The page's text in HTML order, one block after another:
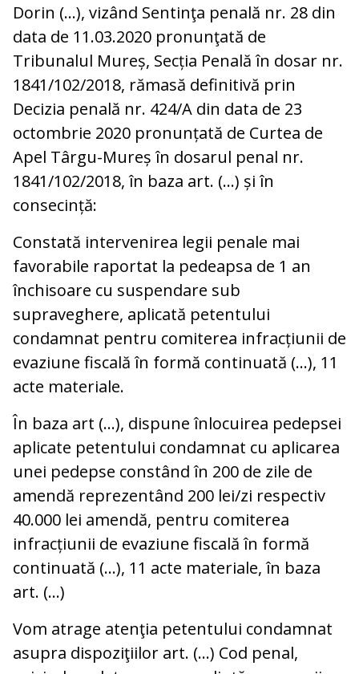
Dorin (…), vizând Sentinţa penală nr. 28 din
data de 11.03.2020 pronunţată de
Tribunalul Mureș, Secția Penală în dosar nr.
1841/102/2018, rămasă definitivă prin
Decizia penală nr. 424/A din data de 23
octombrie 2020 pronunțată de Curtea de
Apel Târgu-Mureș în dosarul penal nr.
1841/102/2018, în baza art. (…) și în
consecință:
Constată intervenirea legii penale mai
favorabile raportat la pedeapsa de 1 an
închisoare cu suspendare sub
supraveghere, aplicată petentului
condamnat pentru comiterea infracțiunii de
evaziune fiscală în formă continuată (…), 11
acte materiale.
În baza art (…), dispune înlocuirea pedepsei
aplicate petentului condamnat cu aplicarea
unei pedepse constând în 200 de zile de
amendă reprezentând 200 lei/zi respectiv
40.000 lei amendă, pentru comiterea
infracțiunii de evaziune fiscală în formă
continuată (…), 11 acte materiale, în baza
art. (…)
Vom atrage atenţia petentului condamnat
asupra dispoziţiilor art. (…) Cod penal,